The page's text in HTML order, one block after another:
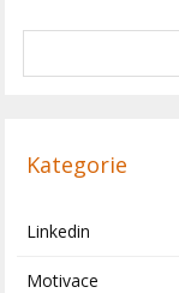
Kategorie
Linkedin
Motivace